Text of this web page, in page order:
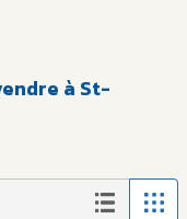
à St-